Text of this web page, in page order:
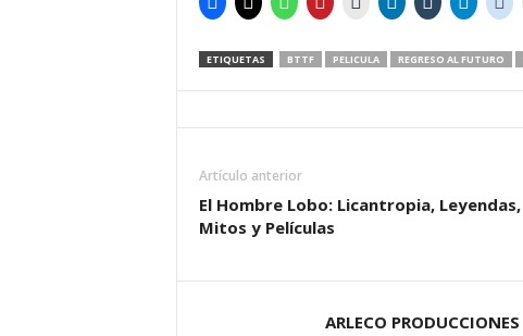
ETIQUETAS BTTF PELICULA REGRESO AL FUTURO
Artículo anterior
El Hombre Lobo: Licantropia, Leyendas,
Mitos y Películas
ARLECO PRODUCCIONES